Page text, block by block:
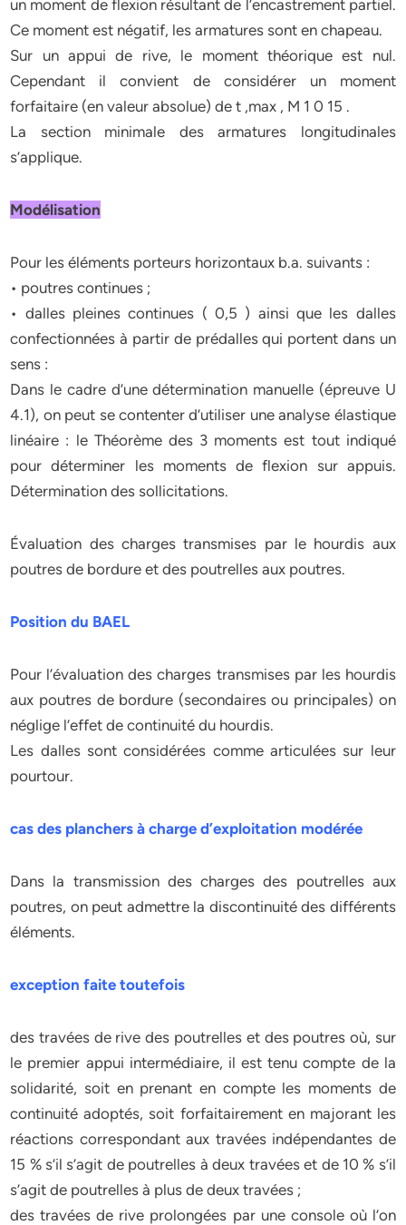
un moment de flexion résultant de l’encastrement partiel.
Ce moment est négatif, les armatures sont en chapeau.
Sur un appui de rive, le moment théorique est nul.
Cependant il convient de considérer un moment
forfaitaire (en valeur absolue) de t ,max , M 1 0 15 .
La section minimale des armatures longitudinales
s’applique.
Modélisation
Pour les éléments porteurs horizontaux b.a. suivants :
• poutres continues ;
• dalles pleines continues ( 0,5 ) ainsi que les dalles
confectionnées à partir de prédalles qui portent dans un
sens :
Dans le cadre d’une détermination manuelle (épreuve U
4.1), on peut se contenter d’utiliser une analyse élastique
linéaire : le Théorème des 3 moments est tout indiqué
pour déterminer les moments de flexion sur appuis.
Détermination des sollicitations.
Évaluation des charges transmises par le hourdis aux
poutres de bordure et des poutrelles aux poutres.
Position du BAEL
Pour l’évaluation des charges transmises par les hourdis
aux poutres de bordure (secondaires ou principales) on
néglige l’effet de continuité du hourdis.
Les dalles sont considérées comme articulées sur leur
pourtour.
cas des planchers à charge d’exploitation modérée
Dans la transmission des charges des poutrelles aux
poutres, on peut admettre la discontinuité des différents
éléments.
exception faite toutefois
des travées de rive des poutrelles et des poutres où, sur
le premier appui intermédiaire, il est tenu compte de la
solidarité, soit en prenant en compte les moments de
continuité adoptés, soit forfaitairement en majorant les
réactions correspondant aux travées indépendantes de
15 % s’il s’agit de poutrelles à deux travées et de 10 % s’il
s’agit de poutrelles à plus de deux travées ;
des travées de rive prolongées par une console où l’on